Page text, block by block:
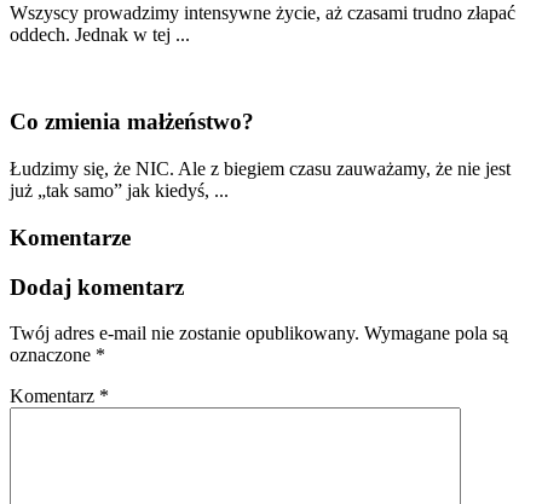
Wszyscy prowadzimy intensywne życie, aż czasami trudno złapać
oddech. Jednak w tej ...
Co zmienia małżeństwo?
Łudzimy się, że NIC. Ale z biegiem czasu zauważamy, że nie jest
już „tak samo” jak kiedyś, ...
Komentarze
Dodaj komentarz
Twój adres e-mail nie zostanie opublikowany. Wymagane pola są
oznaczone *
Komentarz *